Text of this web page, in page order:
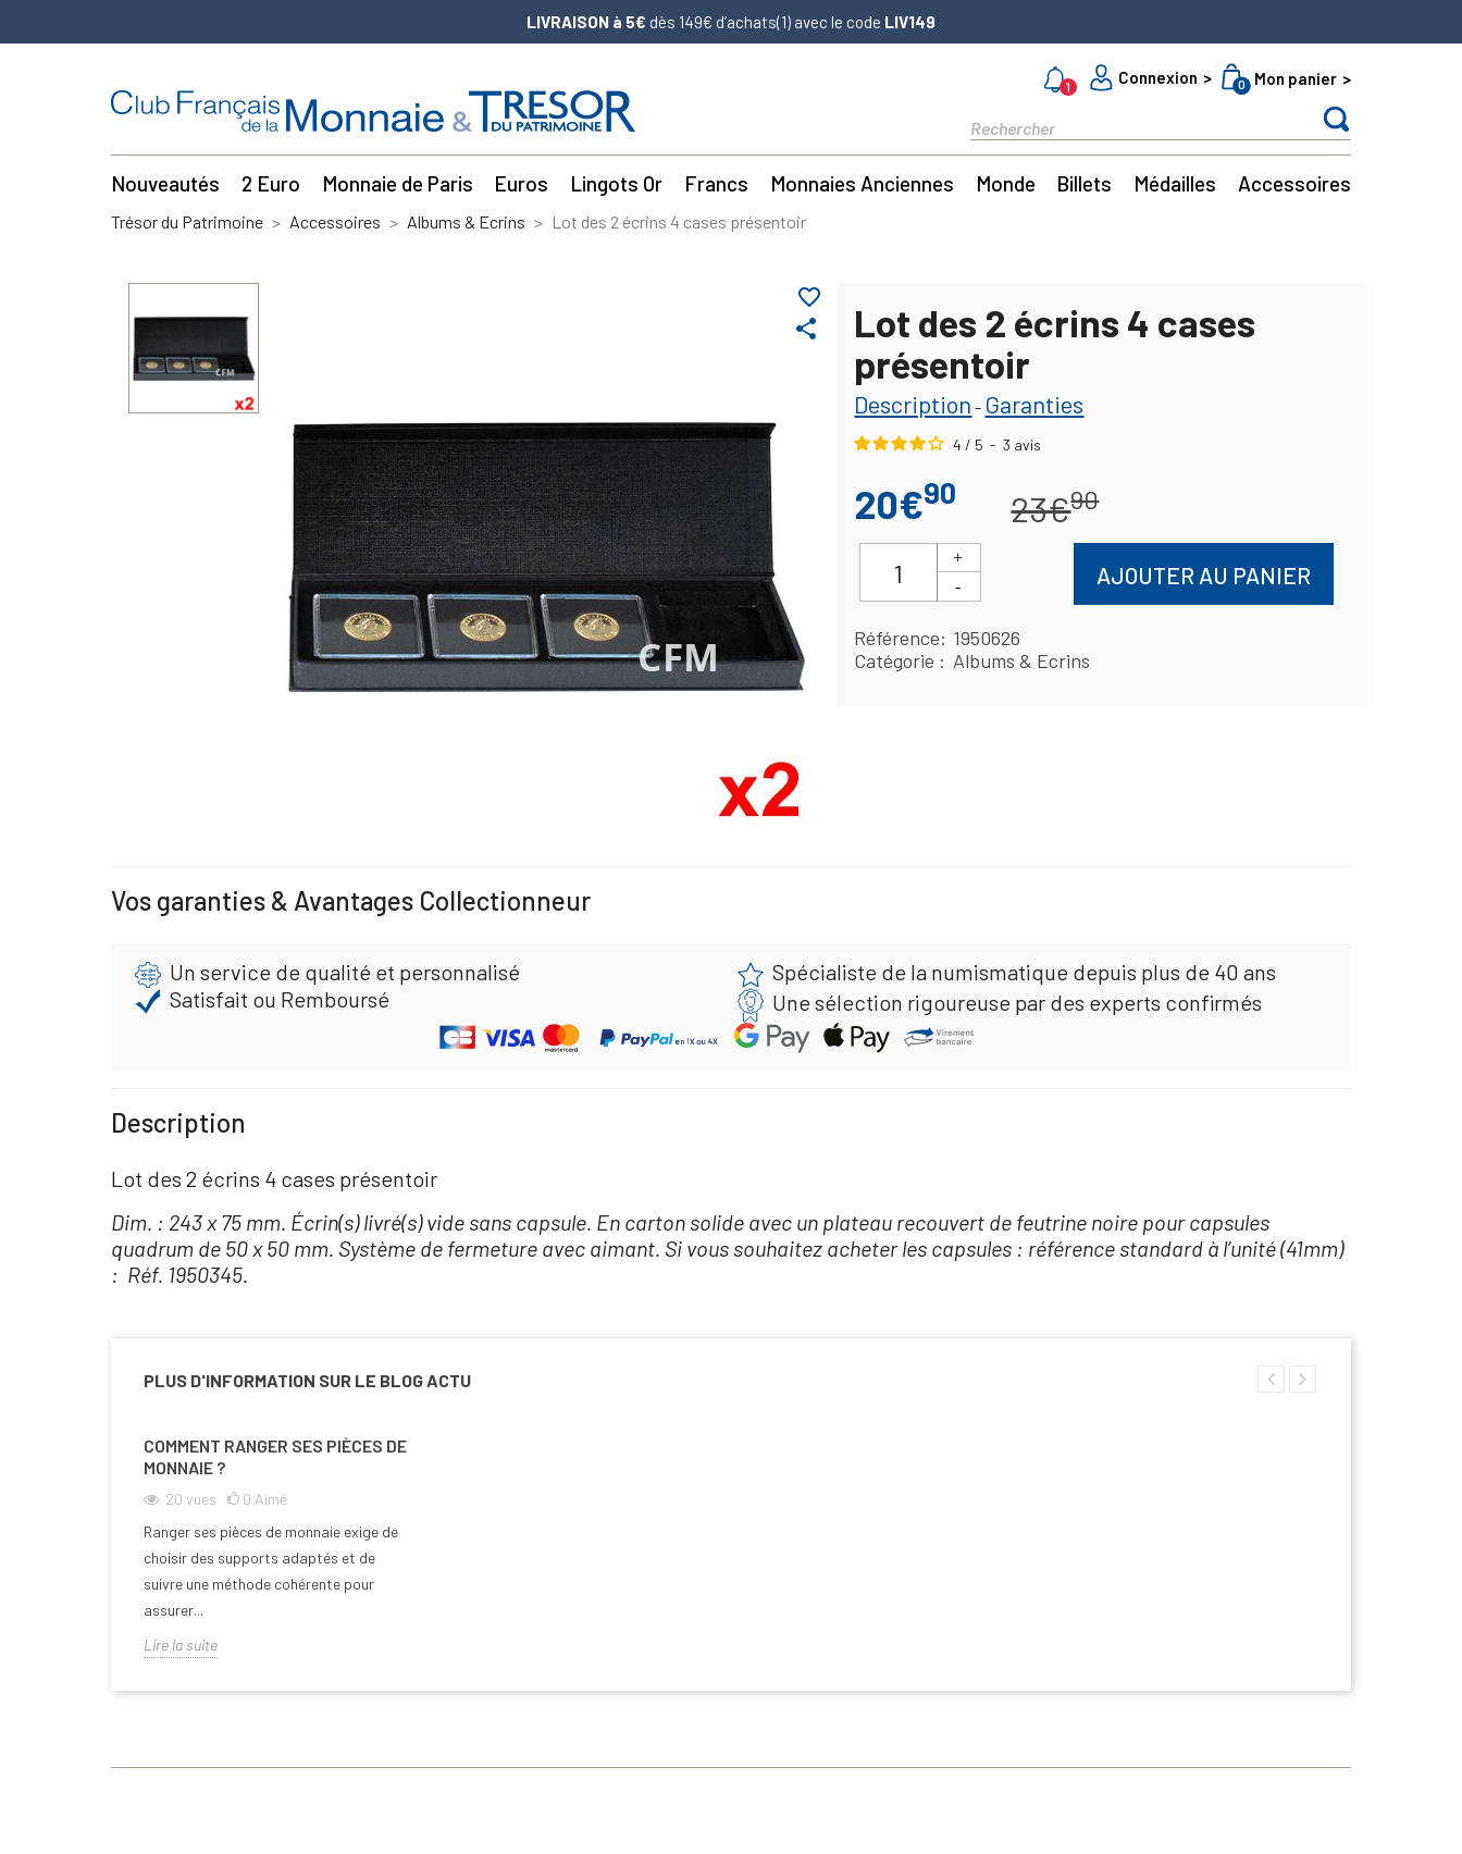
LIVRAISON à 5€ dès 149€ d’achats(1) avec le code LIV149
1
Connexion 0 Mon panier
Nouveautés 2 Euro Monnaie de Paris Euros Lingots Or Francs Monnaies Anciennes Monde Billets Médailles Accessoires
Trésor du Patrimoine Accessoires Albums & Ecrins Lot des 2 écrins 4 cases présentoir
share
favorite_border
Lot des 2 écrins 4 cases
présentoir
Description - Garanties
4 / 5 - 3 avis
20€90 23€90
AJOUTER AU PANIER
Référence
1950626
Catégorie
Albums & Ecrins
Vos garanties & Avantages Collectionneur
Un service de qualité et personnalisé
Spécialiste de la numismatique depuis plus de 40 ans
Satisfait ou Remboursé
Une sélection rigoureuse par des experts confirmés
Description
Lot des 2 écrins 4 cases présentoir
Dim. : 243 x 75 mm. Écrin(s) livré(s) vide sans capsule. En carton solide avec un plateau recouvert de feutrine noire pour capsules
quadrum de 50 x 50 mm. Système de fermeture avec aimant. Si vous souhaitez acheter les capsules : référence standard à l’unité (41mm)
: Réf. 1950345.
PLUS D'INFORMATION SUR LE BLOG ACTU
COMMENT RANGER SES PIÈCES DE
MONNAIE ?
20 vues 0 Aimé
Ranger ses pièces de monnaie exige de
choisir des supports adaptés et de
suivre une méthode cohérente pour
assurer...
Lire la suite